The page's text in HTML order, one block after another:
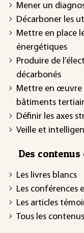
Mener un
Décarboner les
Mettre en place
énergétiques
Produire de
décarbonés
Mettre en œuvre
bâtiments
Définir les axes
Veille et
Des contenus
Les livres blancs
Les conférences
Les articles
Tous les